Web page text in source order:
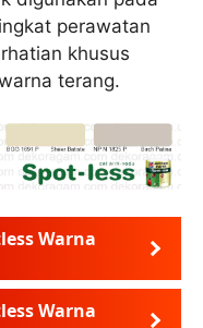
perawatan
khusus
terang.
Warna
Warna